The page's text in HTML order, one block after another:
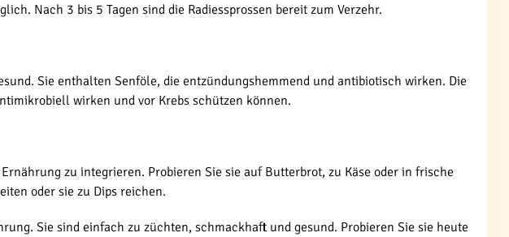
Nach 3 bis 5 Tagen sind die Radiessprossen bereit zum Verzehr.
Sie enthalten Senföle, die entzündungshemmend und antibiotisch wirken. Die
wirken und vor Krebs schützen können.
zu integrieren. Probieren Sie sie auf Butterbrot, zu Käse oder in frische
oder sie zu Dips reichen.
Sie sind einfach zu züchten, schmackhaft und gesund. Probieren Sie sie heute